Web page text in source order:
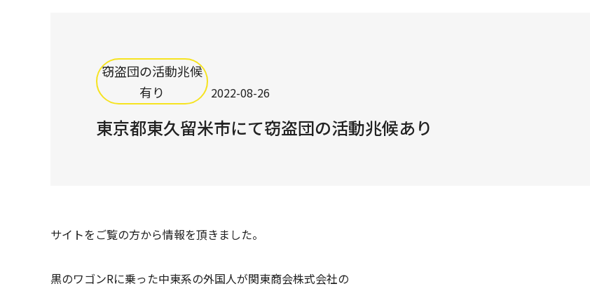
窃盗団の活動兆候
有り
2022-08-26
東京都東久留米市にて窃盗団の活動兆候あり
サイトをご覧の方から情報を頂きました。
黒のワゴンRに乗った中東系の外国人が関東商会株式会社の